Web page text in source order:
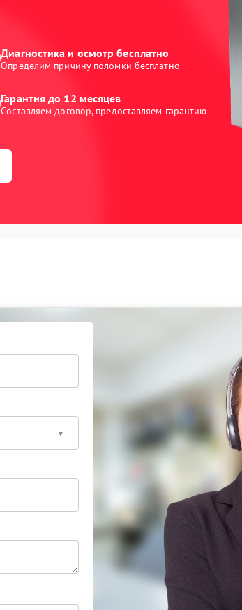
Диагностика и осмотр бесплатно
Определим причину поломки бесплатно
Гарантия до 12 месяцев
Составляем договор, предоставляем гарантию